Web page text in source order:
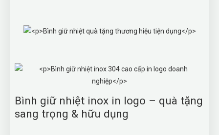
Bình giữ nhiệt inox in logo – quà tặng
sang trọng & hữu dụng